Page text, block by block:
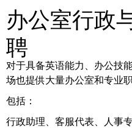
办公室行政
聘
对于具备英语能力、办公技
场也提供大量办公室和专业职
包括：
行政助理、客服代表、人事